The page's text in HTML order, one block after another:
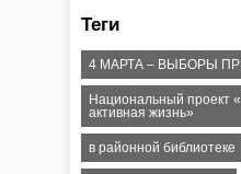
Теги
4 МАРТА – ВЫБОРЫ
Национальный проект
активная жизнь»
в районной библиотеке